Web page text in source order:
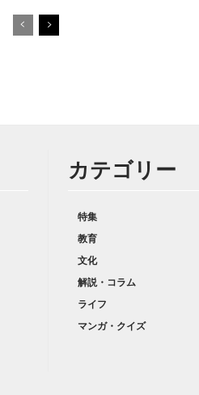
カテゴリー
特集
教育
文化
解説・コラム
ライフ
マンガ・クイズ